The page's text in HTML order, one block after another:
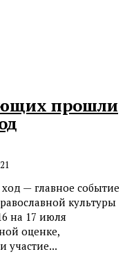
прошли
— главное событие
культуры
на 17 июля
оценке,
участие...